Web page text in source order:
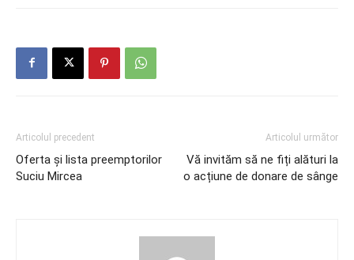
Articolul precedent
Oferta și lista preemptorilor
Suciu Mircea
Articolul următor
Vă invităm să ne fiți alături la
o acțiune de donare de sânge